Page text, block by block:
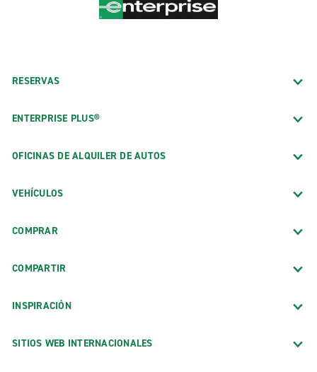
RESERVAS
ENTERPRISE PLUS®
OFICINAS DE ALQUILER DE AUTOS
VEHÍCULOS
COMPRAR
COMPARTIR
INSPIRACIÓN
SITIOS WEB INTERNACIONALES